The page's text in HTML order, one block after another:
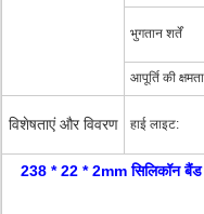
भुगतान शर्तें
आपूर्ति की क्षमता
विशेषताएं और विवरण हाई लाइट:
238 * 22 * 2mm सिलिकॉन